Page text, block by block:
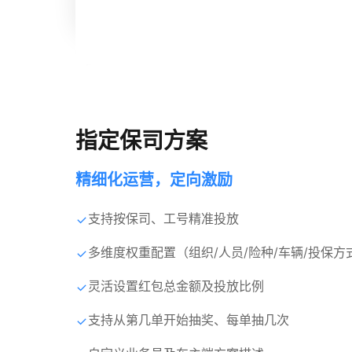
指定保司方案
精细化运营，定向激励
支持按保司、工号精准投放
多维度权重配置（组织/人员/险种/车辆/投保方
灵活设置红包总金额及投放比例
支持从第几单开始抽奖、每单抽几次